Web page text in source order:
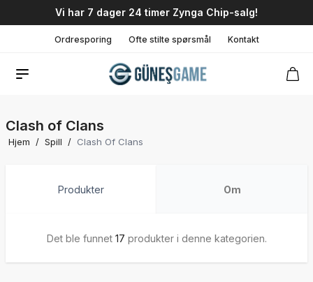
Vi har 7 dager 24 timer Zynga Chip-salg!
Ordresporing Ofte stilte spørsmål Kontakt
Clash of Clans
Hjem / Spill / Clash Of Clans
Produkter Om
Det ble funnet 17 produkter i denne kategorien.